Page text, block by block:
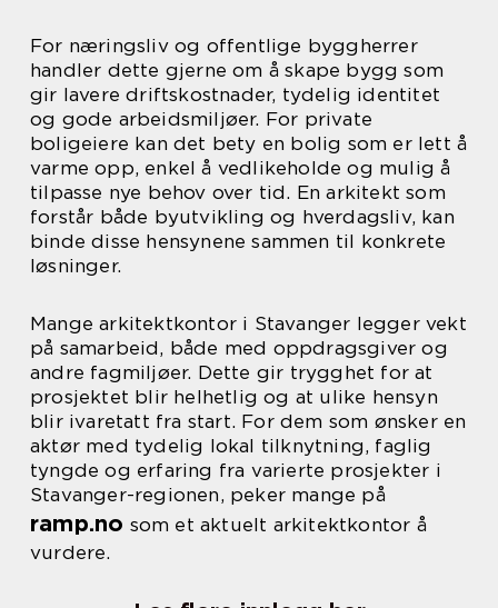
For næringsliv og offentlige byggherrer
handler dette gjerne om å skape bygg som
gir lavere driftskostnader, tydelig identitet
og gode arbeidsmiljøer. For private
boligeiere kan det bety en bolig som er lett å
varme opp, enkel å vedlikeholde og mulig å
tilpasse nye behov over tid. En arkitekt som
forstår både byutvikling og hverdagsliv, kan
binde disse hensynene sammen til konkrete
løsninger.
Mange arkitektkontor i Stavanger legger vekt
på samarbeid, både med oppdragsgiver og
andre fagmiljøer. Dette gir trygghet for at
prosjektet blir helhetlig og at ulike hensyn
blir ivaretatt fra start. For dem som ønsker en
aktør med tydelig lokal tilknytning, faglig
tyngde og erfaring fra varierte prosjekter i
Stavanger-regionen, peker mange på
ramp.no som et aktuelt arkitektkontor å
vurdere.